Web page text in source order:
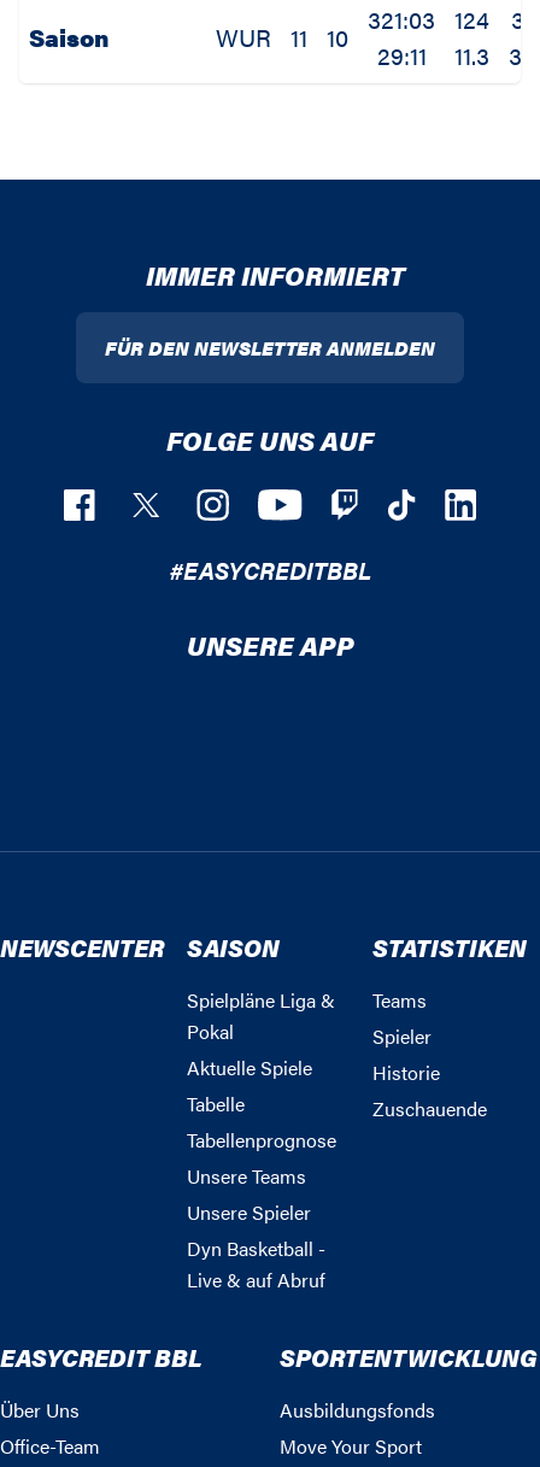
Saison WUR 11 10
321:03
29:11
124
11.3
38
3.5
IMMER INFORMIERT
FÜR DEN NEWSLETTER ANMELDEN
FOLGE UNS AUF
#EASYCREDITBBL
UNSERE APP
NEWSCENTER SAISON
Spielpläne Liga &
Pokal
Aktuelle Spiele
Tabelle
Tabellenprognose
Unsere Teams
Unsere Spieler
Dyn Basketball -
Live & auf Abruf
STATISTIKEN
Teams
Spieler
Historie
Zuschauende
EASYCREDIT BBL
Über Uns
Office-Team
SPORTENTWICKLUNG
Ausbildungsfonds
Move Your Sport